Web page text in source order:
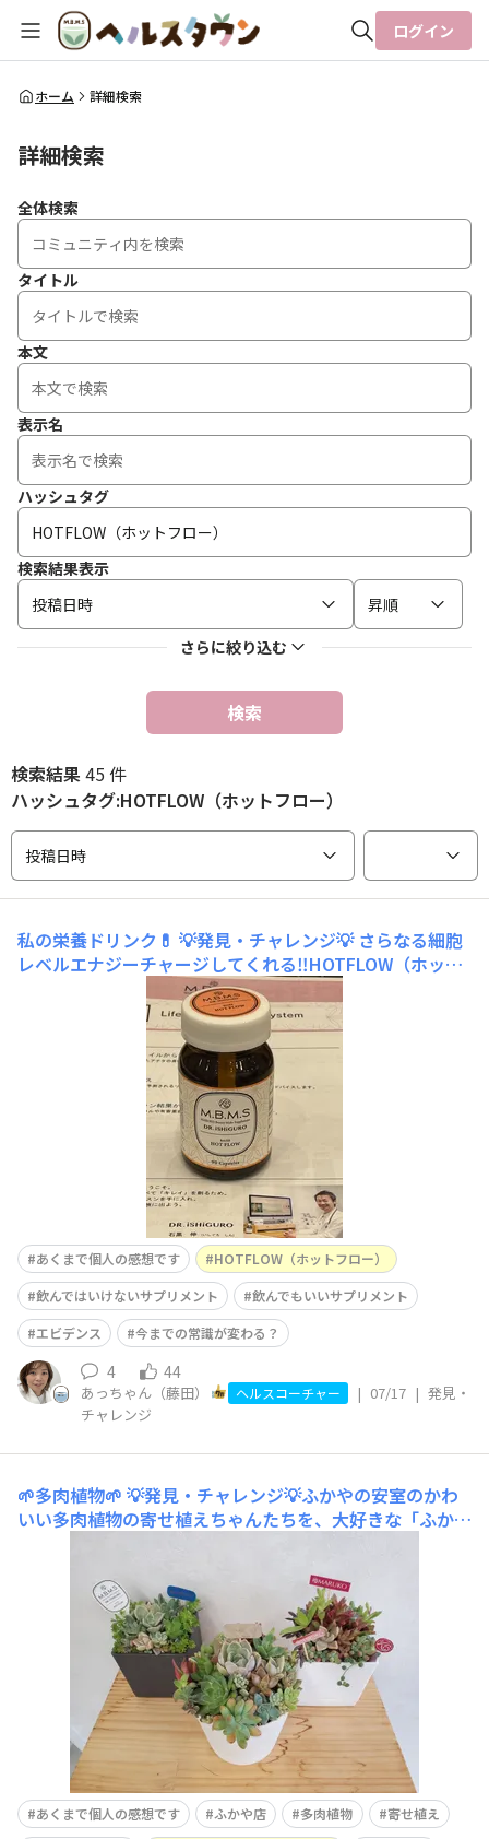
全体検索
ログイン
ホーム 詳細検索
詳細検索
全体検索
タイトル
本文
表示名
ハッシュタグ
検索結果表示
投稿日時
昇順
さらに絞り込む
検索
検索結果45 件
ハッシュタグ:HOTFLOW（ホットフロー）
投稿日時
私の栄養ドリンク💊 💡発見・チャレンジ💡 さらなる細胞
レベルエナジーチャージしてくれる‼️HOTFLOW（ホット
フロー）冬の時は寒いし、その名の通り暖めてほしくっ
て！しっかり3粒飲んでました👍冬はスノボ☃️にスキー⛷️
と、とても元気でした🙌実は春から☀️にかけて最近、寝落
ちする回数が増えて、夕飯食べると眠気が
あくまで個人の感想です
HOTFLOW（ホットフロー）
飲んではいけないサプリメント
飲んでもいいサプリメント
エビデンス
今までの常識が変わる？
4 44
あっちゃん（藤田） ヘルスコーチャー | 07/17 | 発見・
チャレンジ
🌱多肉植物🌱 💡発見・チャレンジ💡ふかやの安室のかわ
いい多肉植物の寄せ植えちゃんたちを、大好きな「ふかや
ちの名前がわからない😅ブロンズヒメ⁉️セダム⁉️エケベリ
ア⁉️ドルフィンネックレス🐬💍⁉️脳トレ✏️覚えよう
あくまで個人の感想です ふかや店 多肉植物
寄せ植え